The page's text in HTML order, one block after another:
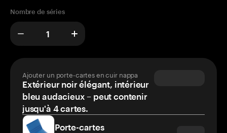
Nombre de séries
Ajouter un porte-cartes en cuir nappa
Extérieur noir élégant, intérieur
bleu audacieux – peut contenir
jusqu'à 4 cartes.
Porte-cartes